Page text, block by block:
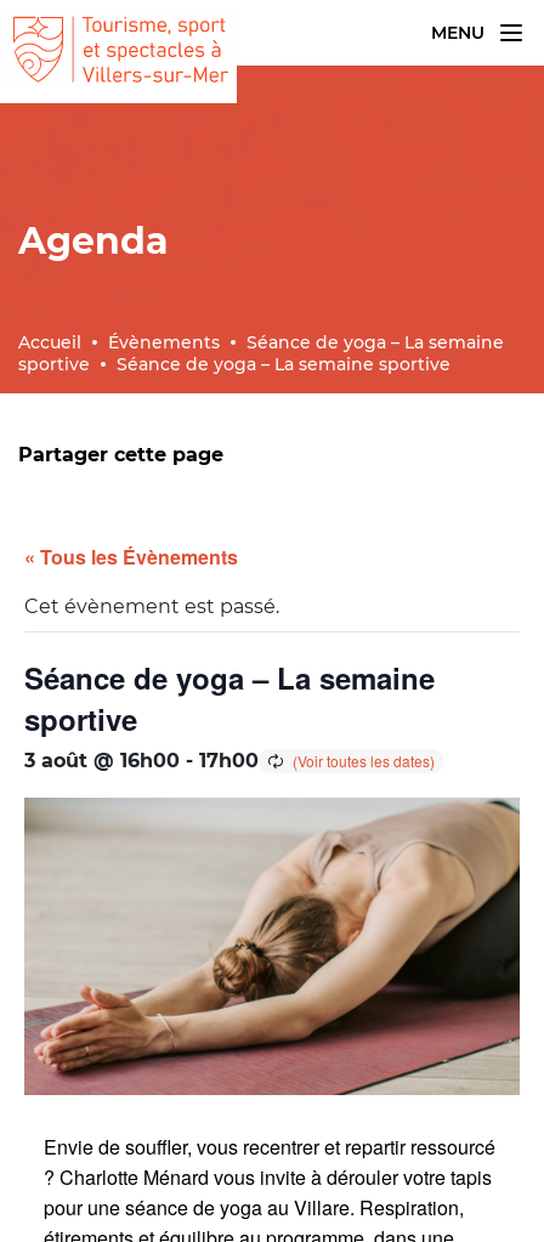
MENU
Accueil Évènements
Séance de yoga – La semaine
sportive
Séance de yoga – La semaine sportive
Agenda
Partager cette page
« Tous les Évènements
Cet évènement est passé.
Séance de yoga – La semaine
sportive
3 août @ 16h00 - 17h00
Envie de souffler, vous recentrer et repartir ressourcé
? Charlotte Ménard vous invite à dérouler votre tapis
pour une séance de yoga au Villare. Respiration,